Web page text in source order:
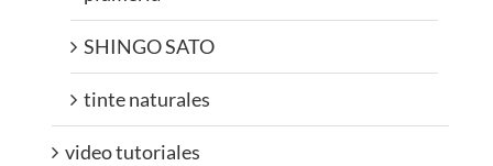
SHINGO SATO
tinte naturales
video tutoriales